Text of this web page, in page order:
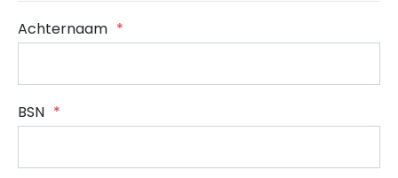
Achternaam *
BSN *